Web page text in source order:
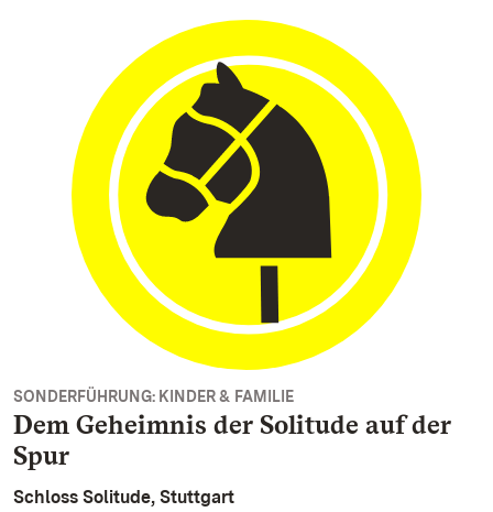
SONDERFÜHRUNG: KINDER & FAMILIE
Dem Geheimnis der Solitude auf der
Spur
Schloss Solitude, Stuttgart